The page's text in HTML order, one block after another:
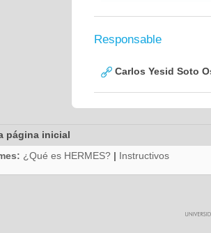
Responsable
Carlos Yesid Soto
página inicial
¿Qué es HERMES? | Instructivos